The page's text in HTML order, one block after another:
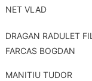
NET VLAD
DRAGAN RADULET
FARCAS BOGDAN
MANITIU TUDOR